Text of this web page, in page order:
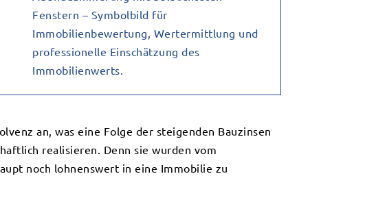
an, was eine Folge der steigenden Bauzinsen
realisieren. Denn sie wurden vom
noch lohnenswert in eine Immobilie zu